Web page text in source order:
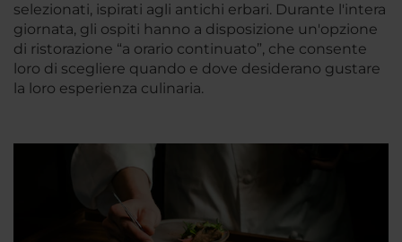
selezionati, ispirati agli antichi erbari. Durante l'intera
giornata, gli ospiti hanno a disposizione un'opzione
di ristorazione “a orario continuato”, che consente
loro di scegliere quando e dove desiderano gustare
la loro esperienza culinaria.